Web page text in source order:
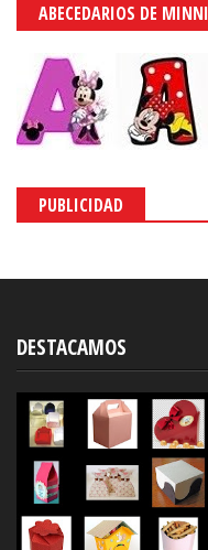
ABECEDARIOS DE
PUBLICIDAD
DESTACAMOS